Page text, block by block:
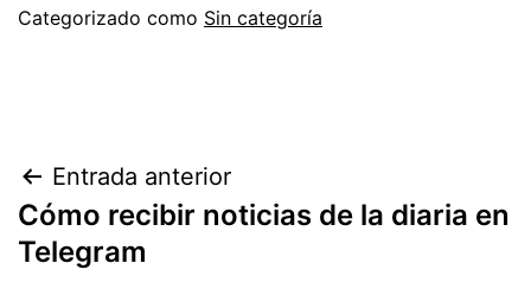
Categorizado como Sin categoría
Navegación
de
Entrada anterior
Cómo recibir noticias de la diaria en
Telegram